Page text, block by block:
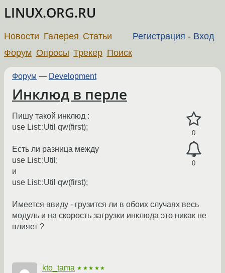
LINUX.ORG.RU
Регистрация - Вход
Новости Галерея Статьи
Форум Опросы Трекер Поиск
Форум — Development
Инклюд в перле
0
0
Пишу такой инклюд :
use List::Util qw(first);
Есть ли разница между
use List::Util;
и
use List::Util qw(first);
Имеется ввиду - грузится ли в обоих случаях весь
модуль и на скорость загрузки инклюда это никак не
влияет ?
kto_tama ★★★★★